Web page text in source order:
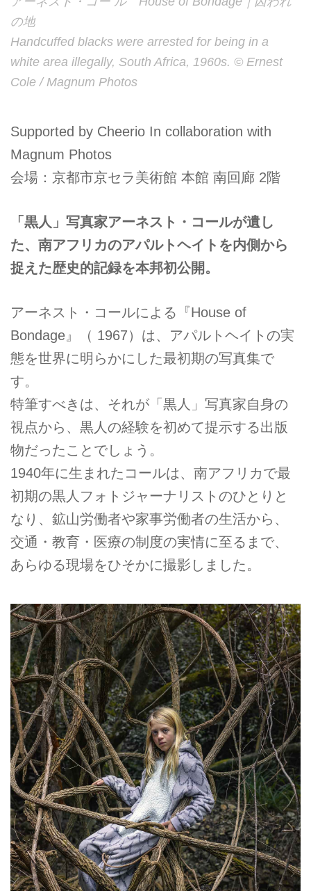
の地
Handcuffed blacks were arrested for being in a
white area illegally, South Africa, 1960s. © Ernest
Cole / Magnum Photos
Supported by Cheerio In collaboration with
Magnum Photos
会場：京都市京セラ美術館 本館 南回廊 2階
「黒人」写真家アーネスト・コールが遺し
た、南アフリカのアパルトヘイトを内側から
捉えた歴史的記録を本邦初公開。
アーネスト・コールによる『House of
Bondage』（ 1967）は、アパルトヘイトの実
態を世界に明らかにした最初期の写真集で
す。
特筆すべきは、それが「黒人」写真家自身の
視点から、黒人の経験を初めて提示する出版
物だったことでしょう。
1940年に生まれたコールは、南アフリカで最
初期の黒人フォトジャーナリストのひとりと
なり、鉱山労働者や家事労働者の生活から、
交通・教育・医療の制度の実情に至るまで、
あらゆる現場をひそかに撮影しました。